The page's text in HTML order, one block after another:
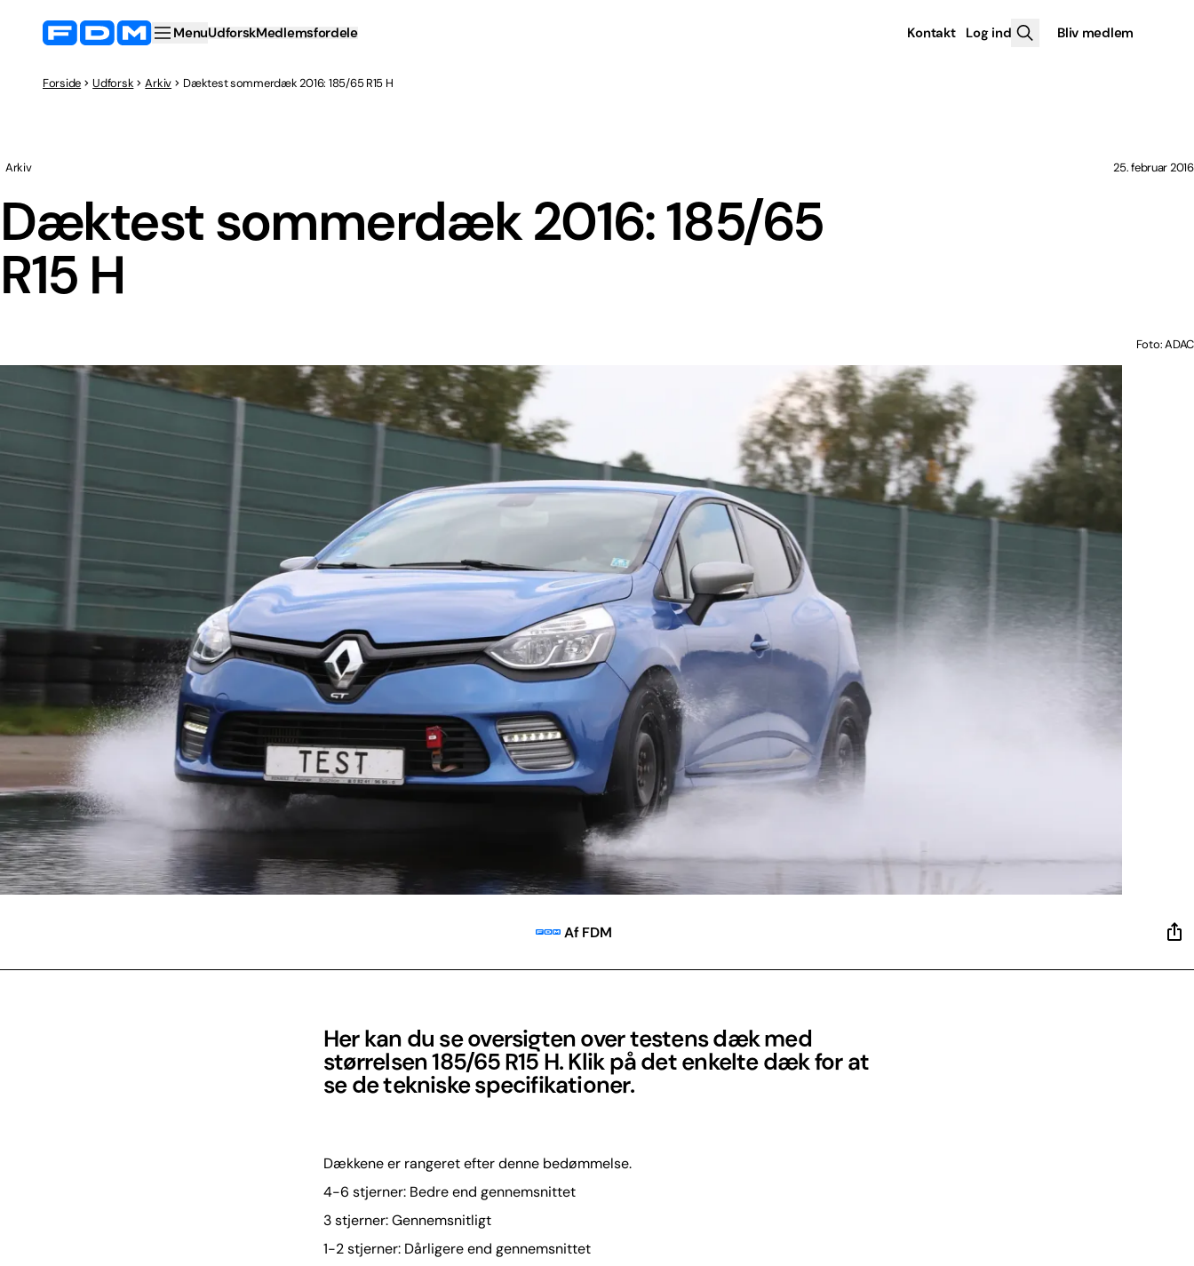
MenuUdforskMedlemsfordele Kontakt Log ind Bliv medlem
Forside Udforsk Arkiv Dæktest sommerdæk 2016: 185/65 R15 H
Dæktest sommerdæk 2016: 185/65
R15 H
Arkiv 25. februar 2016
Foto: ADAC
Af FDM
Her kan du se oversigten over testens dæk med
størrelsen 185/65 R15 H. Klik på det enkelte dæk for at
se de tekniske specifikationer.
Dækkene er rangeret efter denne bedømmelse.
4-6 stjerner: Bedre end gennemsnittet
3 stjerner: Gennemsnitligt
1-2 stjerner: Dårligere end gennemsnittet